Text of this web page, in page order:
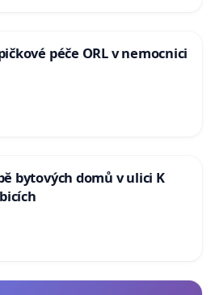
péče ORL v nemocnici
bytových domů v ulici K